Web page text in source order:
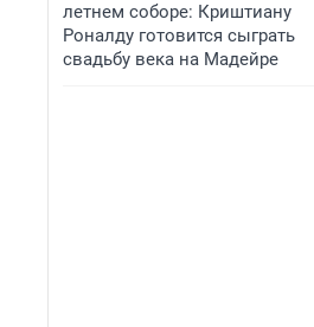
летнем соборе: Криштиану
Роналду готовится сыграть
свадьбу века на Мадейре